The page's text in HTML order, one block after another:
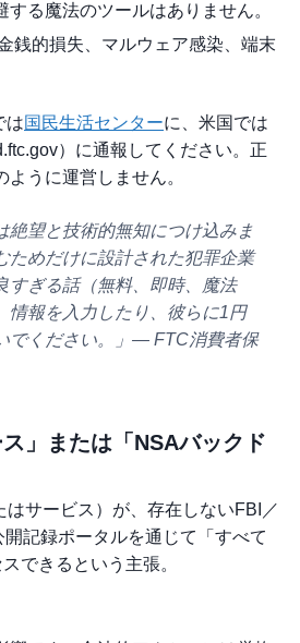
する魔法のツールはありません。
銭的損失、マルウェア感染、端末
は国民生活センターに、米国では
）に通報してください。正
うに運営しません。
絶望と技術的無知につけ込みま
ためだけに設計された犯罪企業
すぎる話（無料、即時、魔法
情報を入力したり、彼らに1円
でください。」 — FTC消費者保
ス」または「NSAバックド
はサービス）が、存在しないFBI／
記録ポータルを通じて「すべて
できるという主張。